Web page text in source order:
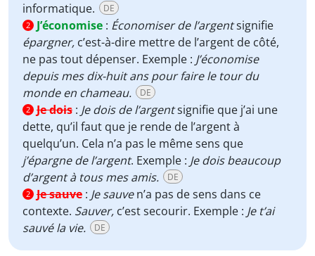
informatique.
DE
2 J’économise : Économiser de l’argentsignifie
épargner, c’est-à-dire mettre de l’argent de côté,
ne pas tout dépenser. Exemple : J’économise
depuis mes dix-huit ans pour faire le tour du
monde en chameau.
DE
2 Je dois : Je dois de l’argentsignifie que j’ai une
dette, qu’il faut que je rende de l’argent à
quelqu’un. Cela n’a pas le même sens que
j’épargne de l’argent. Exemple : Je dois beaucoup
d’argent à tous mes amis.
DE
2 Je sauve : Je sauven’a pas de sens dans ce
contexte. Sauver, c’est secourir. Exemple : Je t’ai
sauvé la vie.
DE